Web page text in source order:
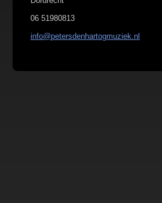
06 51980813
info@petersdenhartogmuziek.nl